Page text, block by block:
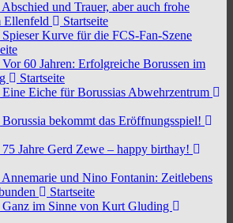
Abschied und Trauer, aber auch frohe
Ellenfeld
Startseite
Spieser Kurve für die FCS-Fan-Szene
Vor 60 Jahren: Erfolgreiche Borussen im
Startseite
Eine Eiche für Borussias Abwehrzentrum
Borussia bekommt das Eröffnungsspiel!
75 Jahre Gerd Zewe – happy birthay!
Annemarie und Nino Fontanin: Zeitlebens
Startseite
Ganz im Sinne von Kurt Gluding